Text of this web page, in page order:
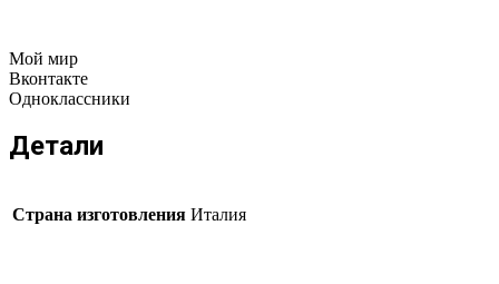
Мой мир
Вконтакте
Одноклассники
Детали
Страна изготовления Италия